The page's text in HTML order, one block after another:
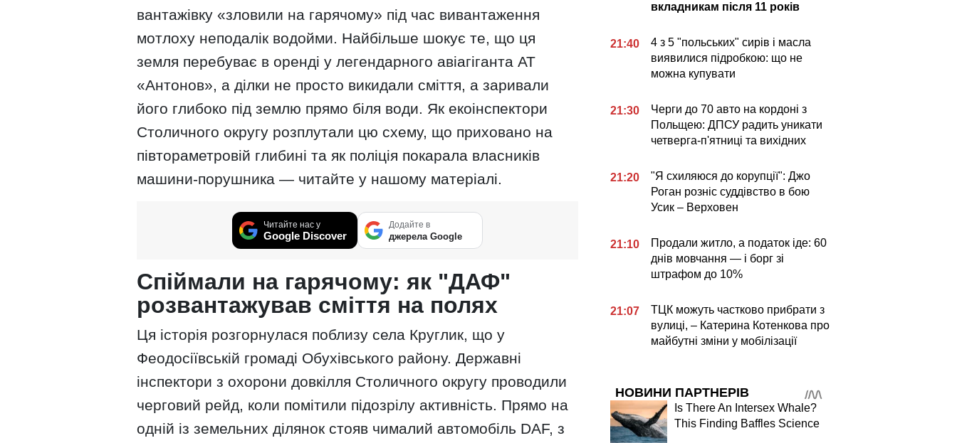
вантажівку «зловили на гарячому» під час вивантаження
мотлоху неподалік водойми. Найбільше шокує те, що ця
земля перебуває в оренді у легендарного авіагіганта АТ
«Антонов», а ділки не просто викидали сміття, а заривали
його глибоко під землю прямо біля води. Як екоінспектори
Столичного округу розплутали цю схему, що приховано на
півтораметровій глибині та як поліція покарала власників
машини-порушника — читайте у нашому матеріалі.
Читайте нас у
Google Discover
Додайте в
джерела Google
Спіймали на гарячому: як "ДАФ"
розвантажував сміття на полях
Ця історія розгорнулася поблизу села Круглик, що у
Феодосіївській громаді Обухівського району. Державні
інспектори з охорони довкілля Столичного округу проводили
черговий рейд, коли помітили підозрілу активність. Прямо на
одній із земельних ділянок стояв чималий автомобіль DAF, з
вкладникам після 11 років
21:40
4 з 5 "польських" сирів і масла
виявилися підробкою: що не
можна купувати
21:30
Черги до 70 авто на кордоні з
Польщею: ДПСУ радить уникати
четверга-п'ятниці та вихідних
21:20
"Я схиляюся до корупції": Джо
Роган розніс суддівство в бою
Усик – Верховен
21:10
Продали житло, а податок іде: 60
днів мовчання — і борг зі
штрафом до 10%
21:07
ТЦК можуть частково прибрати з
вулиці, – Катерина Котенкова про
майбутні зміни у мобілізації
НОВИНИ ПАРТНЕРІВ
Is There An Intersex Whale?
This Finding Baffles Science